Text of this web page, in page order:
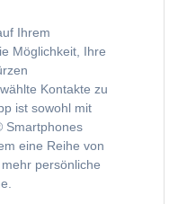
Ihrem
Möglichkeit, Ihre
Kontakte zu
ist sowohl mit
Smartphones
eine Reihe von
persönliche